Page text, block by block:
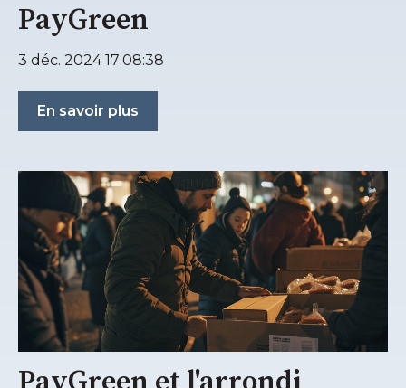
PayGreen
3 déc. 2024 17:08:38
En savoir plus